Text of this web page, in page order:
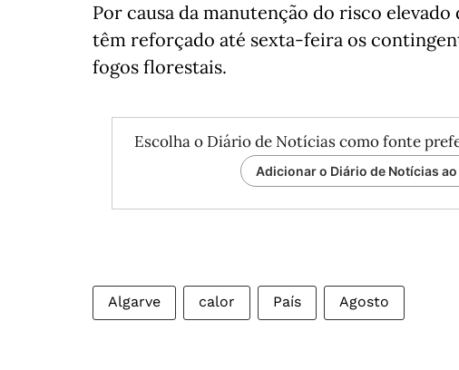
Por causa da manutenção do risco elevado
têm reforçado até sexta-feira os
fogos florestais.
Escolha o Diário de Notícias como fonte
Adicionar o Diário de Notícias
Algarve calor País Agosto